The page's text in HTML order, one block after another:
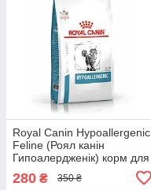
Royal Canin Hypoallergenic
Feline (Роял канін
Гипоалердженік) корм для
кішок при харчовій алергії
400 гр
280 ₴ 350 ₴